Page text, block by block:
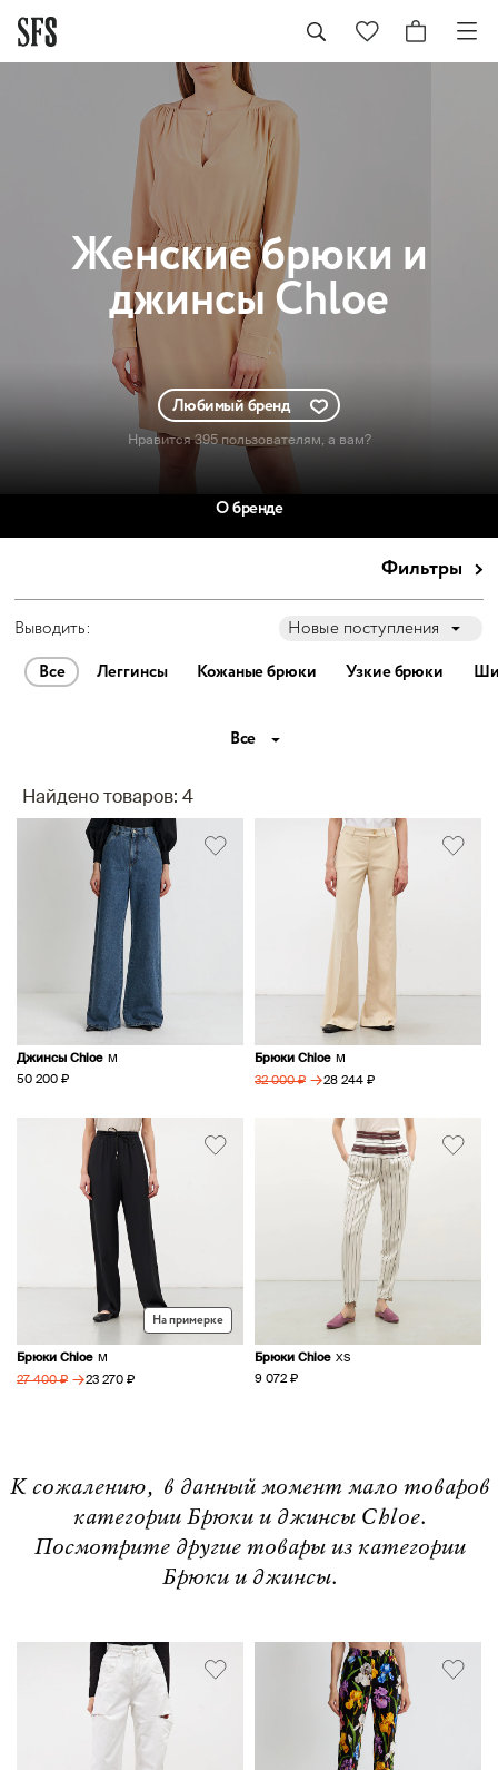
Женскиебрюки и
джинсы Chloe
Любимый бренд
Нравится 395 пользователям, а вам?
О бренде
Фильтры
Выводить: Новые поступления
Все Леггинсы Кожаные брюки Узкие брюки
Все
Найдено товаров: 4
Джинсы Chloe M
50 200 ₽
Брюки Chloe M
32 000 ₽ → 28 244 ₽
На примерке
Брюки Chloe M
27 400 ₽ → 23 270 ₽
Брюки Chloe XS
9 072 ₽
К сожалению, в данный момент мало товаров
категории Брюки и джинсы Chloe.
Посмотрите другие товары из категории
Брюки и джинсы.